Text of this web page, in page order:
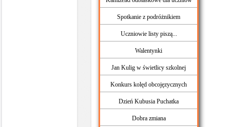
Spotkanie z podróżnikiem
Uczniowie listy piszą...
Walentynki
Jan Kulig w świetlicy szkolnej
Konkurs kolęd obcojęzycznych
Dzień Kubusia Puchatka
Dobra zmiana